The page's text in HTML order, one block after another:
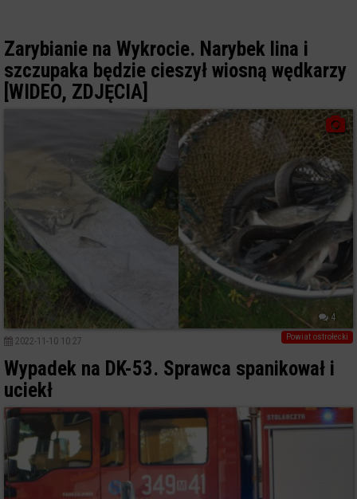
Zarybianie na Wykrocie. Narybek lina i
szczupaka będzie cieszył wiosną wędkarzy
[WIDEO, ZDJĘCIA]
4
Powiat ostrołecki
2022-11-10 10:27
Wypadek na DK-53. Sprawca spanikował i
uciekł